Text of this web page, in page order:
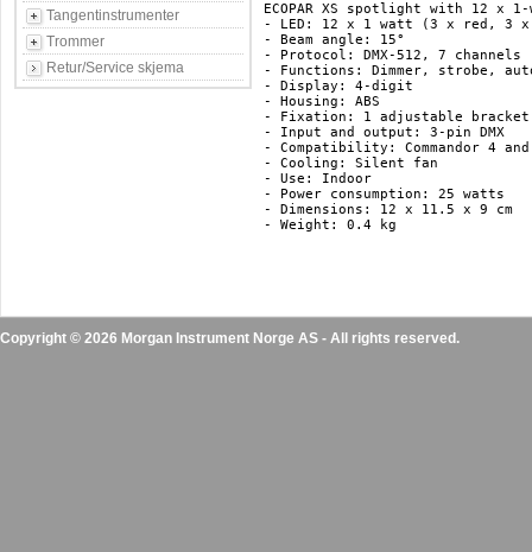
Tangentinstrumenter
Trommer
Retur/Service skjema
ECOPAR XS spotlight with 12 x 1-
- LED: 12 x 1 watt (3 x red, 3
- Beam angle: 15°
- Protocol: DMX-512, 7 channels
- Functions: Dimmer, strobe,
- Display: 4-digit
- Housing: ABS
- Fixation: 1 adjustable
- Input and output: 3-pin DMX
- Compatibility: Commandor 4
- Cooling: Silent fan
- Use: Indoor
- Power consumption: 25 watts
- Dimensions: 12 x 11.5 x 9 cm
- Weight: 0.4 kg
Copyright © 2026 Morgan Instrument Norge AS - All rights reserved.